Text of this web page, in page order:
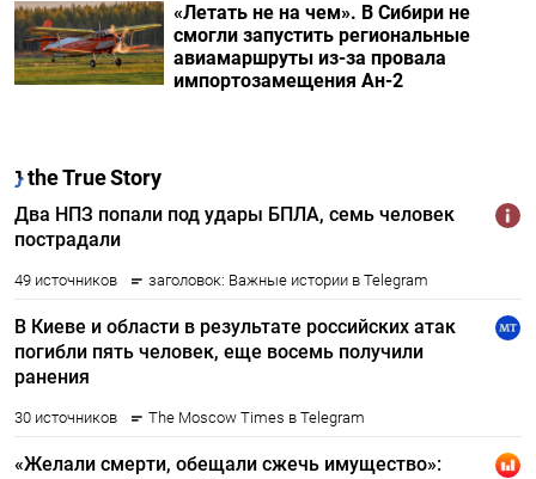
«Летать не на чем». В Сибири не
смогли запустить региональные
авиамаршруты из-за провала
импортозамещения Ан-2